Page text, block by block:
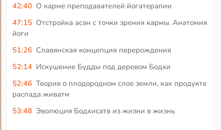
42:40 О карме преподавателей йогатерапии
47:15 Отстройка асан с точки зрения кармы. Анатомия
йоги
51:26 Славянская концепция перерождения
52:14 Искушение Будды под деревом Бодхи
52:46 Теория о плодородном слое земли, как продукте
распада живатм
53:48 Эволюция Бодхисатв из жизни в жизнь